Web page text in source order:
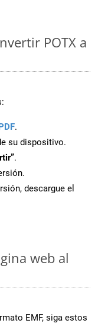
POTX a
.
su dispositivo.
.
descargue el
web al
EMF, siga estos